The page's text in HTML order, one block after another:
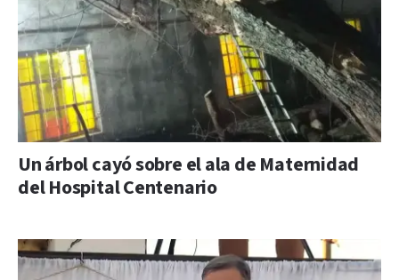
Un árbol cayó sobre el ala de Maternidad
del Hospital Centenario